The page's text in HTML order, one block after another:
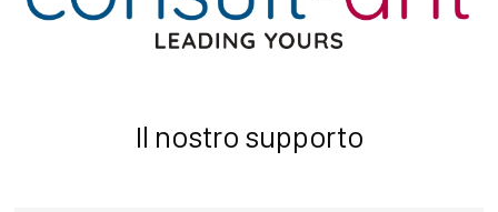
Il nostro supporto